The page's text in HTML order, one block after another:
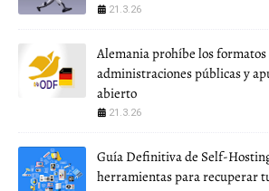
21.3.26
Alemania prohíbe los
administraciones públicas y
abierto
21.3.26
Guía Definitiva de Self-
herramientas para recuperar